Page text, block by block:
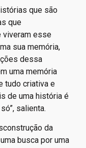
com a diretora,
que são
que
viveram esse
sua memória,
dessa
uma memória
de uma história é
salienta.